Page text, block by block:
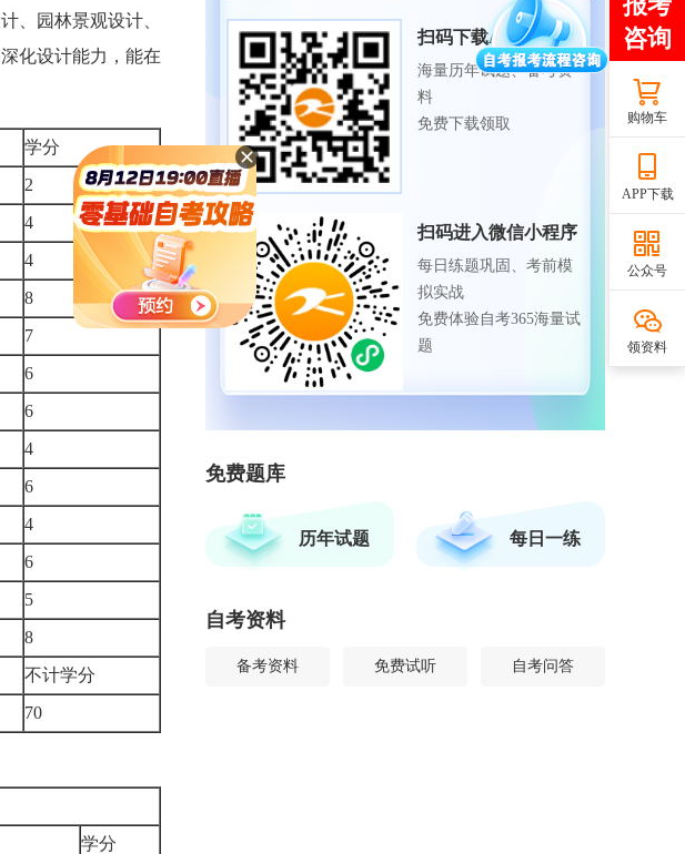
、园林景观设计、
化设计能力，能在
学分
2
4
4
8
7
6
6
4
6
4
6
5
8
不计学分
70
学分
扫码下载APP
海量历年试题、备考资
料
免费下载领取
扫码进入微信小程序
每日练题巩固、考前模
拟实战
免费体验自考365海量试
题
免费题库
历年试题 每日一练
自考资料
备考资料 免费试听 自考问答
购物车
APP下载
公众号
领资料